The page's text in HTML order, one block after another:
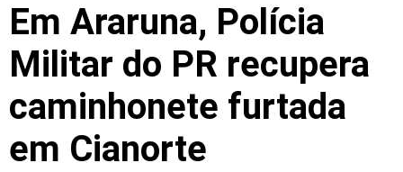
Em Araruna, Polícia
Militar do PR recupera
caminhonete furtada
em Cianorte